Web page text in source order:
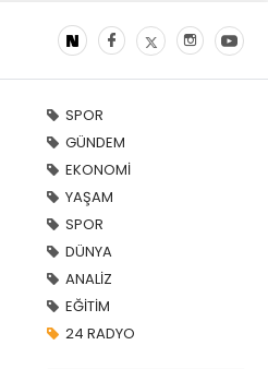
SPOR
GÜNDEM
EKONOMİ
YAŞAM
SPOR
DÜNYA
ANALİZ
EĞİTİM
24 RADYO